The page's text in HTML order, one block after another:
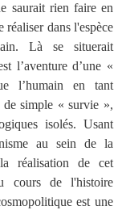
saurait rien faire en
dans l'espèce
Là se situerait
l’aventure d’une «
l’humain en tant
de simple « survie »,
isolés. Usant
au sein de la
réalisation de cet
cours de l'histoire
est une